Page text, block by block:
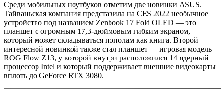
Среди мобильных ноутбуков отметим две новинки ASUS.
Тайваньская компания представила на CES 2022 необычное
устройство под названием Zenbook 17 Fold OLED — это
планшет с огромным 17,3-дюймовым гибким экраном,
который может складываться пополам как книга. Второй
интересной новинкой также стал планшет — игровая модель
ROG Flow Z13, у которой внутри расположился 14-ядерный
процессор Intel и который поддерживает внешние видеокарты
вплоть до GeForce RTX 3080.